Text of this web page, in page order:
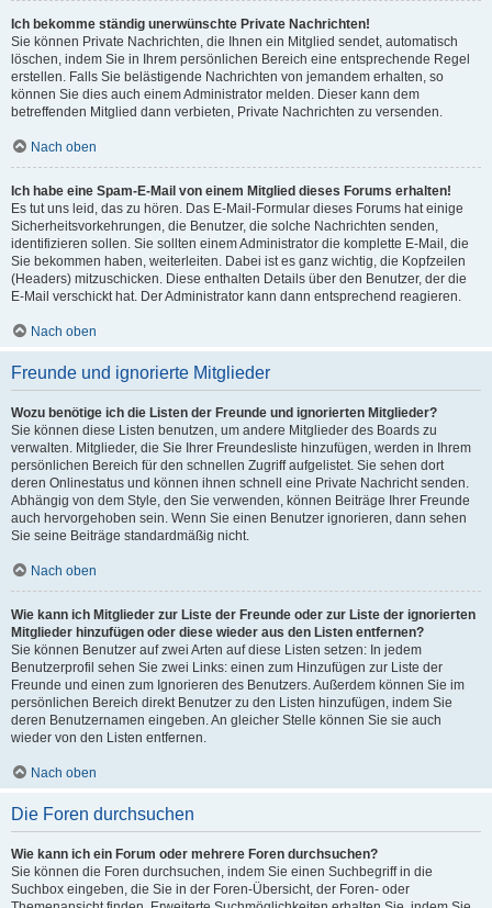
Ich bekomme ständig unerwünschte Private Nachrichten!
Sie können Private Nachrichten, die Ihnen ein Mitglied sendet, automatisch
löschen, indem Sie in Ihrem persönlichen Bereich eine entsprechende Regel
erstellen. Falls Sie belästigende Nachrichten von jemandem erhalten, so
können Sie dies auch einem Administrator melden. Dieser kann dem
betreffenden Mitglied dann verbieten, Private Nachrichten zu versenden.
Nach oben
Ich habe eine Spam-E-Mail von einem Mitglied dieses Forums erhalten!
Es tut uns leid, das zu hören. Das E-Mail-Formular dieses Forums hat einige
Sicherheitsvorkehrungen, die Benutzer, die solche Nachrichten senden,
identifizieren sollen. Sie sollten einem Administrator die komplette E-Mail, die
Sie bekommen haben, weiterleiten. Dabei ist es ganz wichtig, die Kopfzeilen
(Headers) mitzuschicken. Diese enthalten Details über den Benutzer, der die
E-Mail verschickt hat. Der Administrator kann dann entsprechend reagieren.
Nach oben
Freunde und ignorierte Mitglieder
Wozu benötige ich die Listen der Freunde und ignorierten Mitglieder?
Sie können diese Listen benutzen, um andere Mitglieder des Boards zu
verwalten. Mitglieder, die Sie Ihrer Freundesliste hinzufügen, werden in Ihrem
persönlichen Bereich für den schnellen Zugriff aufgelistet. Sie sehen dort
deren Onlinestatus und können ihnen schnell eine Private Nachricht senden.
Abhängig von dem Style, den Sie verwenden, können Beiträge Ihrer Freunde
auch hervorgehoben sein. Wenn Sie einen Benutzer ignorieren, dann sehen
Sie seine Beiträge standardmäßig nicht.
Nach oben
Wie kann ich Mitglieder zur Liste der Freunde oder zur Liste der ignorierten
Mitglieder hinzufügen oder diese wieder aus den Listen entfernen?
Sie können Benutzer auf zwei Arten auf diese Listen setzen: In jedem
Benutzerprofil sehen Sie zwei Links: einen zum Hinzufügen zur Liste der
Freunde und einen zum Ignorieren des Benutzers. Außerdem können Sie im
persönlichen Bereich direkt Benutzer zu den Listen hinzufügen, indem Sie
deren Benutzernamen eingeben. An gleicher Stelle können Sie sie auch
wieder von den Listen entfernen.
Nach oben
Die Foren durchsuchen
Wie kann ich ein Forum oder mehrere Foren durchsuchen?
Sie können die Foren durchsuchen, indem Sie einen Suchbegriff in die
Suchbox eingeben, die Sie in der Foren-Übersicht, der Foren- oder